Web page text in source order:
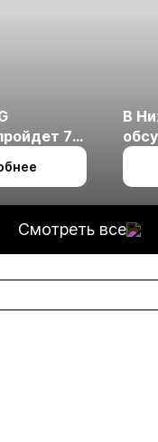
7
В
Смотреть все